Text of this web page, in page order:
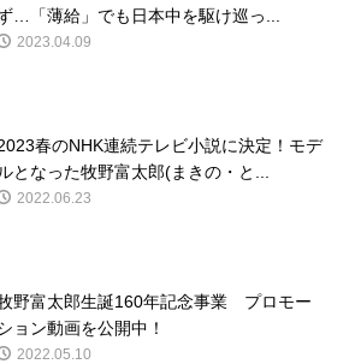
…「薄給」でも日本中を駆け巡っ...
2023.04.09
春のNHK連続テレビ小説に決定！モデ
ルとなった牧野富太郎(まきの・と...
2022.06.23
野富太郎生誕160年記念事業 プロモー
ョン動画を公開中！
2022.05.10